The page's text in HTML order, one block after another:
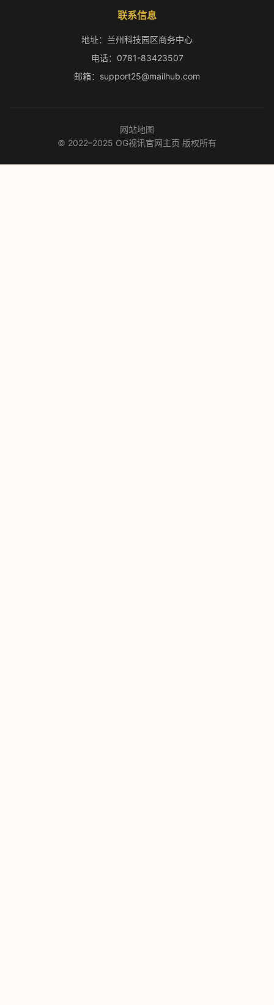
联系信息
地址：兰州科技园区商务中心
电话：0781-83423507
邮箱：support25@mailhub.com
网站地图
© 2022–2025 OG视讯官网主页 版权所有